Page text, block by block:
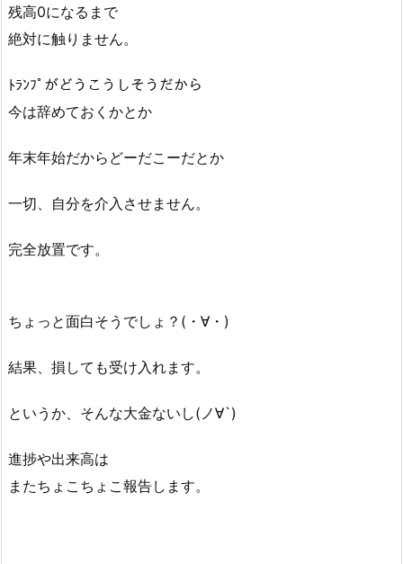
残高0になるまで
絶対に触りません。
ﾄﾗﾝﾌﾟがどうこうしそうだから
今は辞めておくかとか
年末年始だからどーだこーだとか
一切、自分を介入させません。
完全放置です。
ちょっと面白そうでしょ？(・∀・)
結果、損しても受け入れます。
というか、そんな大金ないし(ノ∀`)
進捗や出来高は
またちょこちょこ報告します。